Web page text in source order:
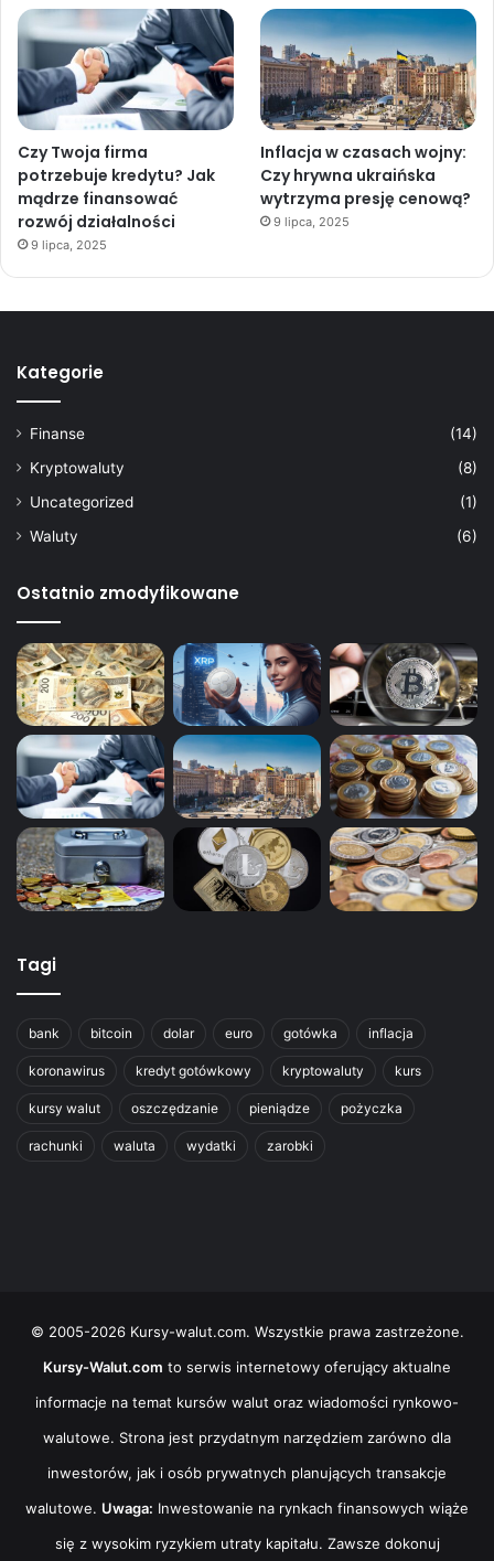
Czy Twoja firma
potrzebuje kredytu? Jak
mądrze finansować
rozwój działalności
9 lipca, 2025
Inflacja w czasach wojny:
Czy hrywna ukraińska
wytrzyma presję cenową?
9 lipca, 2025
Kategorie
Finanse
(14)
Kryptowaluty
(8)
Uncategorized
(1)
Waluty
(6)
Ostatnio zmodyfikowane
Tagi
bank bitcoin dolar euro gotówka inflacja
koronawirus kredyt gotówkowy kryptowaluty kurs
kursy walut oszczędzanie pieniądze pożyczka
rachunki waluta wydatki zarobki
© 2005-2026 Kursy-walut.com. Wszystkie prawa zastrzeżone.
Kursy-Walut.com to serwis internetowy oferujący aktualne
informacje na temat kursów walut oraz wiadomości rynkowo-
walutowe. Strona jest przydatnym narzędziem zarówno dla
inwestorów, jak i osób prywatnych planujących transakcje
walutowe. Uwaga: Inwestowanie na rynkach finansowych wiąże
się z wysokim ryzykiem utraty kapitału. Zawsze dokonuj